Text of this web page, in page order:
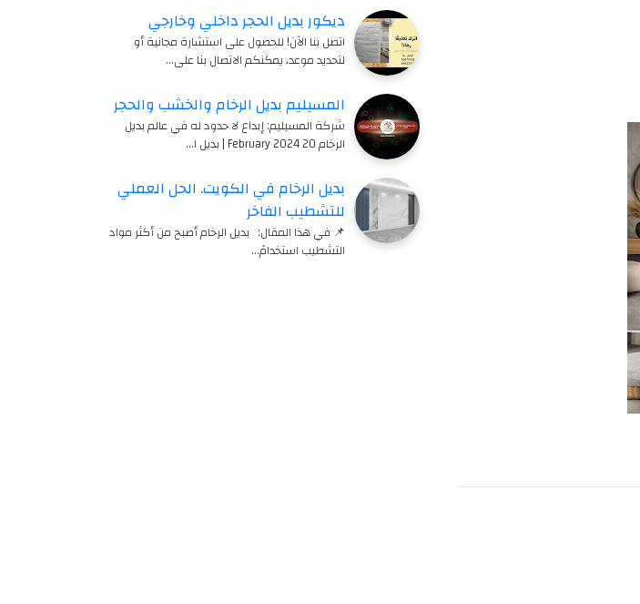
ديكور بديل الحجر داخلي وخارجي
اتصل بنا الآن! للحصول على استشارة مجانية أو
لتحديد موعد، يمكنكم الاتصال بنا على…
المسيليم بديل الرخام والخشب والحجر
شركة المسيليم: إبداع لا حدود له في عالم بديل
الرخام 20 February 2024 | بديل ا…
بديل الرخام في الكويت. الحل العملي
للتشطيب الفاخر
📌 في هذا المقال: بديل الرخام أصبح من أكثر مواد
التشطيب استخدامً…